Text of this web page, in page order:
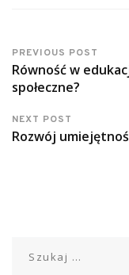
PREVIOUS POST
Równość w
społeczne?
NEXT POST
Rozwój